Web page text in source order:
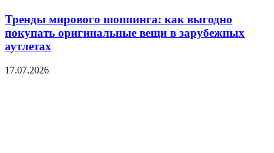
Тренды мирового шоппинга: как выгодно
покупать оригинальные вещи в зарубежных
аутлетах
17.07.2026